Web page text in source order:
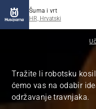
Šuma i vrt
HR, Hrvatski
Tražite li robotsku
ćemo vas na odabir
održavanje travnjaka.